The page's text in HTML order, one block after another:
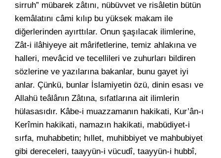
sirruh” mübarek zâtını, nübüvvet ve risâletin bütün
kemâlatını câmi kılıp bu yüksek makam ile
diğerlerinden ayırttılar. Onun şaşılacak ilimlerine,
Zât-i ilâhiyeye ait mârifetlerine, temiz ahlakına ve
halleri, mevâcid ve tecellileri ve zuhurları bildiren
sözlerine ve yazılarına bakanlar, bunu gayet iyi
anlar. Çünkü, bunlar İslamiyetin özü, dinin esası ve
Allahü teâlânın Zâtına, sıfatlarına ait ilimlerin
hülasasıdır. Kâbe-i muazzamanın hakikati, Kur’ân-ı
Kerîmin hakikati, namazın hakikati, mabüdiyet-i
sırfa, muhabbetin; hıllet, muhibbiyet ve mahbubiyet
gibi dereceleri, taayyün-i vücudî, taayyün-i hubbî,